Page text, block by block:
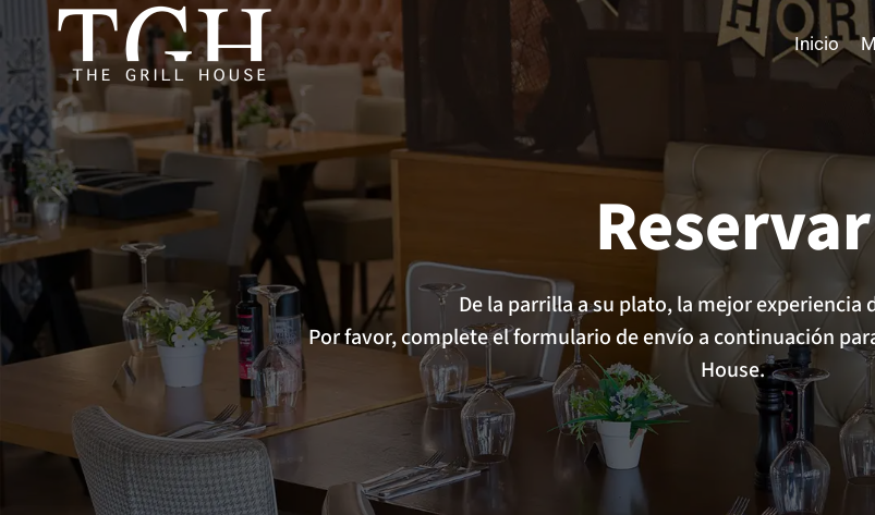
al
contenido
Inicio
Reservar
De la parrilla a su plato, la mejor experiencia
Por favor, complete el formulario de envío a continuación
House.